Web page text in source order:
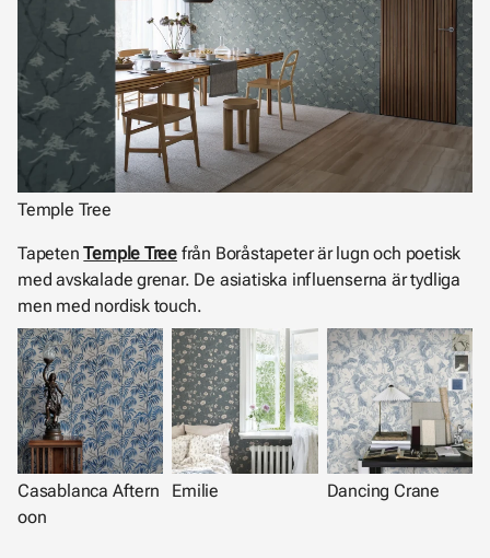
Temple Tree
TapetenTemple Tree från Boråstapeter är lugn och poetisk
med avskalade grenar. De asiatiska influenserna är tydliga
men med nordisk touch.
Casablanca Aftern
oon
Emilie Dancing Crane